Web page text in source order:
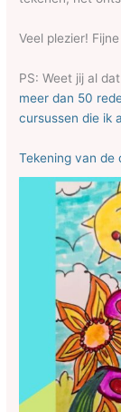
Veel plezier!
PS: Weet jij al
meer dan 50
cursussen die ik
Tekening van de